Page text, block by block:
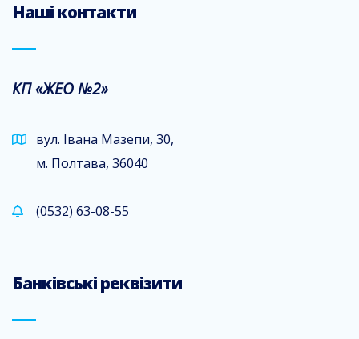
Наші контакти
КП «ЖЕО №2»
вул. Івана Мазепи, 30,
м. Полтава, 36040
(0532) 63-08-55
Банківські реквізити